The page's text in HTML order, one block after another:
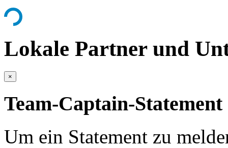
Lokale Partner und
×
Team-Captain-
Um ein Statement zu